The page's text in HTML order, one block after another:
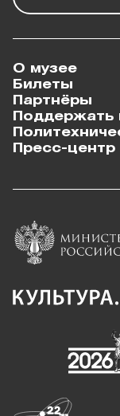
О музее
Билеты
Партнёры
Поддержать
Пресс-центр